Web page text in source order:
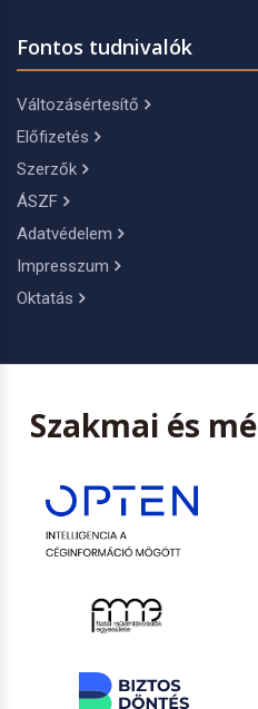
Fontos tudnivalók
Változásértesítő
Előfizetés
Szerzők
ÁSZF
Adatvédelem
Impresszum
Oktatás
Szakmai és